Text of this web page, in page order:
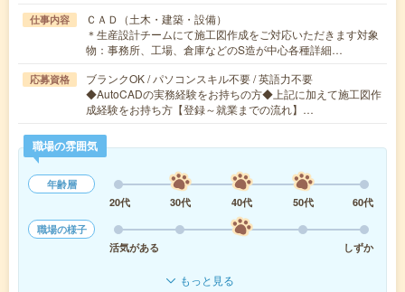
仕事内容
ＣＡＤ（土木・建築・設備）
＊生産設計チームにて施工図作成をご対応いただきます対象
物：事務所、工場、倉庫などのS造が中心各種詳細…
応募資格
ブランクOK / パソコンスキル不要 / 英語力不要
◆AutoCADの実務経験をお持ちの方◆上記に加えて施工図作
成経験をお持ち方【登録～就業までの流れ】…
職場の雰囲気
年齢層
20代
30代 40代 50代
60代
職場の様子
活気がある
しずか
もっと見る